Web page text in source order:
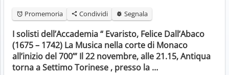
Promemoria Condividi Segnala
I solisti dell’Accademia “ Evaristo, Felice Dall’Abaco
(1675 – 1742) La Musica nella corte di Monaco
all’inizio del 700’” Il 22 novembre, alle 21.15, Antiqua
torna a Settimo Torinese , presso la …